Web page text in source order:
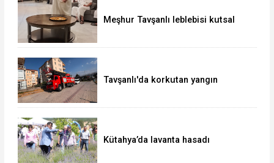
Meşhur Tavşanlı leblebisi kutsal
Tavşanlı'da korkutan yangın
Kütahya’da lavanta hasadı